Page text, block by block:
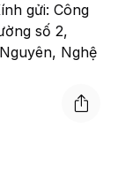
gửi: Công
số 2,
Nghệ